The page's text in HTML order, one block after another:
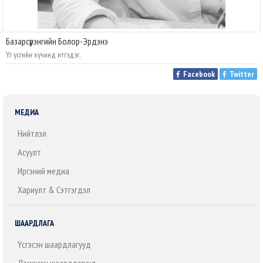
Базарсүрэнгийн Болор-Эрдэнэ
Үг үсгийн хүчинд итгэдэг.
Facebook
Twitter
МЕДИА
Нийтлэл
Асуулт
Иргэний медиа
Хариулт & Сэтгэгдэл
ШААРДЛАГА
Үүсгэсэн шаардлагууд